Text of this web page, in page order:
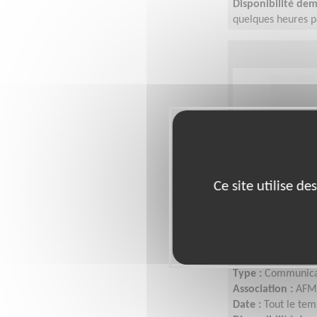
Disponibilité
quelques heures
Type :
Association :
Date :
Tout le
Ce site utilise